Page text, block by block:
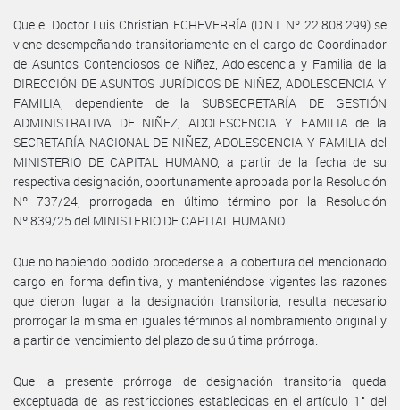
Que el Doctor Luis Christian ECHEVERRÍA (D.N.I. Nº 22.808.299) se
viene desempeñando transitoriamente en el cargo de Coordinador
de Asuntos Contenciosos de Niñez, Adolescencia y Familia de la
DIRECCIÓN DE ASUNTOS JURÍDICOS DE NIÑEZ, ADOLESCENCIA Y
FAMILIA, dependiente de la SUBSECRETARÍA DE GESTIÓN
ADMINISTRATIVA DE NIÑEZ, ADOLESCENCIA Y FAMILIA de la
SECRETARÍA NACIONAL DE NIÑEZ, ADOLESCENCIA Y FAMILIA del
MINISTERIO DE CAPITAL HUMANO, a partir de la fecha de su
respectiva designación, oportunamente aprobada por la Resolución
Nº 737/24, prorrogada en último término por la Resolución
Nº 839/25 del MINISTERIO DE CAPITAL HUMANO.
Que no habiendo podido procederse a la cobertura del mencionado
cargo en forma definitiva, y manteniéndose vigentes las razones
que dieron lugar a la designación transitoria, resulta necesario
prorrogar la misma en iguales términos al nombramiento original y
a partir del vencimiento del plazo de su última prórroga.
Que la presente prórroga de designación transitoria queda
exceptuada de las restricciones establecidas en el artículo 1° del